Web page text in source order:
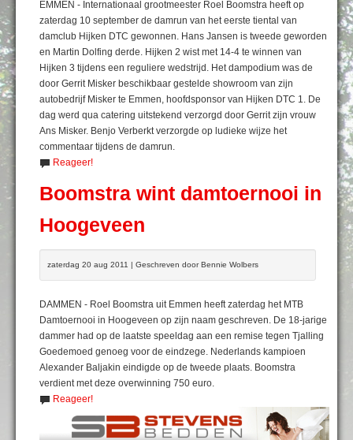
EMMEN - Internationaal grootmeester Roel Boomstra heeft op
zaterdag 10 september de damrun van het eerste tiental van
damclub Hijken DTC gewonnen. Hans Jansen is tweede geworden
en Martin Dolfing derde. Hijken 2 wist met 14-4 te winnen van
Hijken 3 tijdens een reguliere wedstrijd. Het dampodium was de
door Gerrit Misker beschikbaar gestelde showroom van zijn
autobedrijf Misker te Emmen, hoofdsponsor van Hijken DTC 1. De
dag werd qua catering uitstekend verzorgd door Gerrit zijn vrouw
Ans Misker. Benjo Verberkt verzorgde op ludieke wijze het
commentaar tijdens de damrun.
Reageer!
Boomstra wint damtoernooi in
Hoogeveen
zaterdag 20 aug 2011 | Geschreven door Bennie Wolbers
DAMMEN - Roel Boomstra uit Emmen heeft zaterdag het MTB
Damtoernooi in Hoogeveen op zijn naam geschreven. De 18-jarige
dammer had op de laatste speeldag aan een remise tegen Tjalling
Goedemoed genoeg voor de eindzege. Nederlands kampioen
Alexander Baljakin eindigde op de tweede plaats. Boomstra
verdient met deze overwinning 750 euro.
Reageer!